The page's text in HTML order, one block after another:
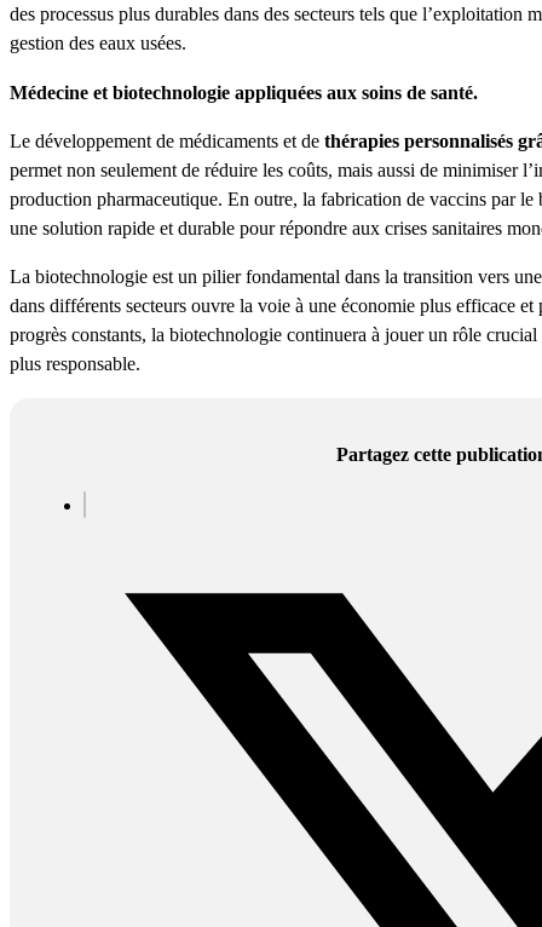
des processus plus durables dans des secteurs tels que l’exploitation
gestion des eaux usées.
Médecine et biotechnologie appliquées aux soins de santé.
Le développement de médicaments et de thérapies personnalisés
permet non seulement de réduire les coûts, mais aussi de minimiser
production pharmaceutique. En outre, la fabrication de vaccins par le
une solution rapide et durable pour répondre aux crises sanitaires
La biotechnologie est un pilier fondamental dans la transition vers
dans différents secteurs ouvre la voie à une économie plus efficace et
progrès constants, la biotechnologie continuera à jouer un rôle
plus responsable.
Partagez cette